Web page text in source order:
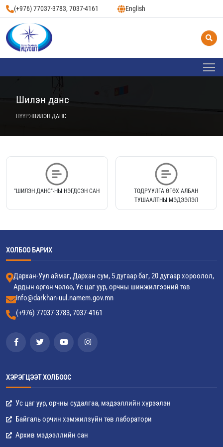
(+976) 77037-3783, 7037-4161 English
Шилэн данс
НҮҮР ШИЛЭН ДАНС
"ШИЛЭН ДАНС"-НЫ НЭГДСЭН САН
ТОДРУУЛГА ӨГӨХ АЛБАН
ТУШААЛТНЫ МЭДЭЭЛЭЛ
ХОЛБОО БАРИХ
Дархан-Уул аймаг, Дархан сум, 5 дугаар баг, 20 дугаар хороолол,
Ардын өргөн чөлөө, Ус цаг уур, орчны шинжилгээний төв
info@darkhan-uul.namem.gov.mn
(+976) 77037-3783, 7037-4161
ХЭРЭГЦЭЭТ ХОЛБООС
Ус цаг уур, орчны судалгаа, мэдээллийн хүрээлэн
Байгаль орчин хэмжилзүйн төв лаборатори
Архив мэдээллийн сан